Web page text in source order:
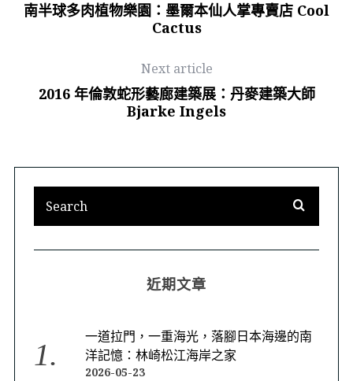
南半球多肉植物樂園：墨爾本仙人掌專賣店 Cool
Cactus
Next article
2016 年倫敦蛇形藝廊建築展：丹麥建築大師
Bjarke Ingels
近期文章
一道拉門，一重海光，落腳日本海邊的南
洋記憶：林崎松江海岸之家
2026-05-23